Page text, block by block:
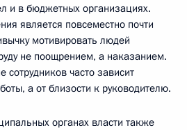
и в бюджетных организациях.
является повсеместно почти
мотивировать людей
не поощрением, а наказанием.
часто зависит
а от близости к руководителю.
органах власти также